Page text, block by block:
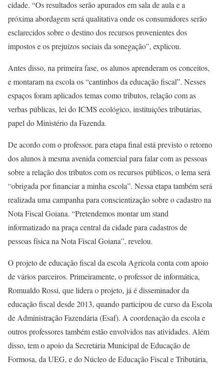
cidade. “Os resultados serão apurados em sala de aula e a
próxima abordagem será qualitativa onde os consumidores serão
esclarecidos sobre o destino dos recursos provenientes dos
impostos e os prejuízos sociais da sonegação”, explicou.
Antes disso, na primeira fase, os alunos aprenderam os conceitos,
e montaram na escola os “cantinhos da educação fiscal”. Nesses
espaços foram aplicados temas como tributos, relação com as
verbas públicas, lei do ICMS ecológico, instituições tributárias,
papel do Ministério da Fazenda.
De acordo com o professor, para etapa final está previsto o retorno
dos alunos à mesma avenida comercial para falar com as pessoas
sobre a relação dos tributos com os recursos públicos, o lema será
“obrigada por financiar a minha escola”. Nessa etapa também será
realizada uma campanha para conscientização sobre o cadastro na
Nota Fiscal Goiana. “Pretendemos montar um stand
informatizado na praça central da cidade para cadastros de
pessoas física na Nota Fiscal Goiana”, revelou.
O projeto de educação fiscal da escola Agrícola conta com apoio
de vários parceiros. Primeiramente, o professor de informática,
Romualdo Rossi, que lidera o projeto, já é disseminador da
educação fiscal desde 2013, quando participou de curso da Escola
de Administração Fazendária (Esaf). A coordenação da escola e
outros professores também estão envolvidos nas atividades. Além
disso, tem o apoio da Secretária Municipal de Educação de
Formosa, da UEG, e do Núcleo de Educação Fiscal e Tributária,